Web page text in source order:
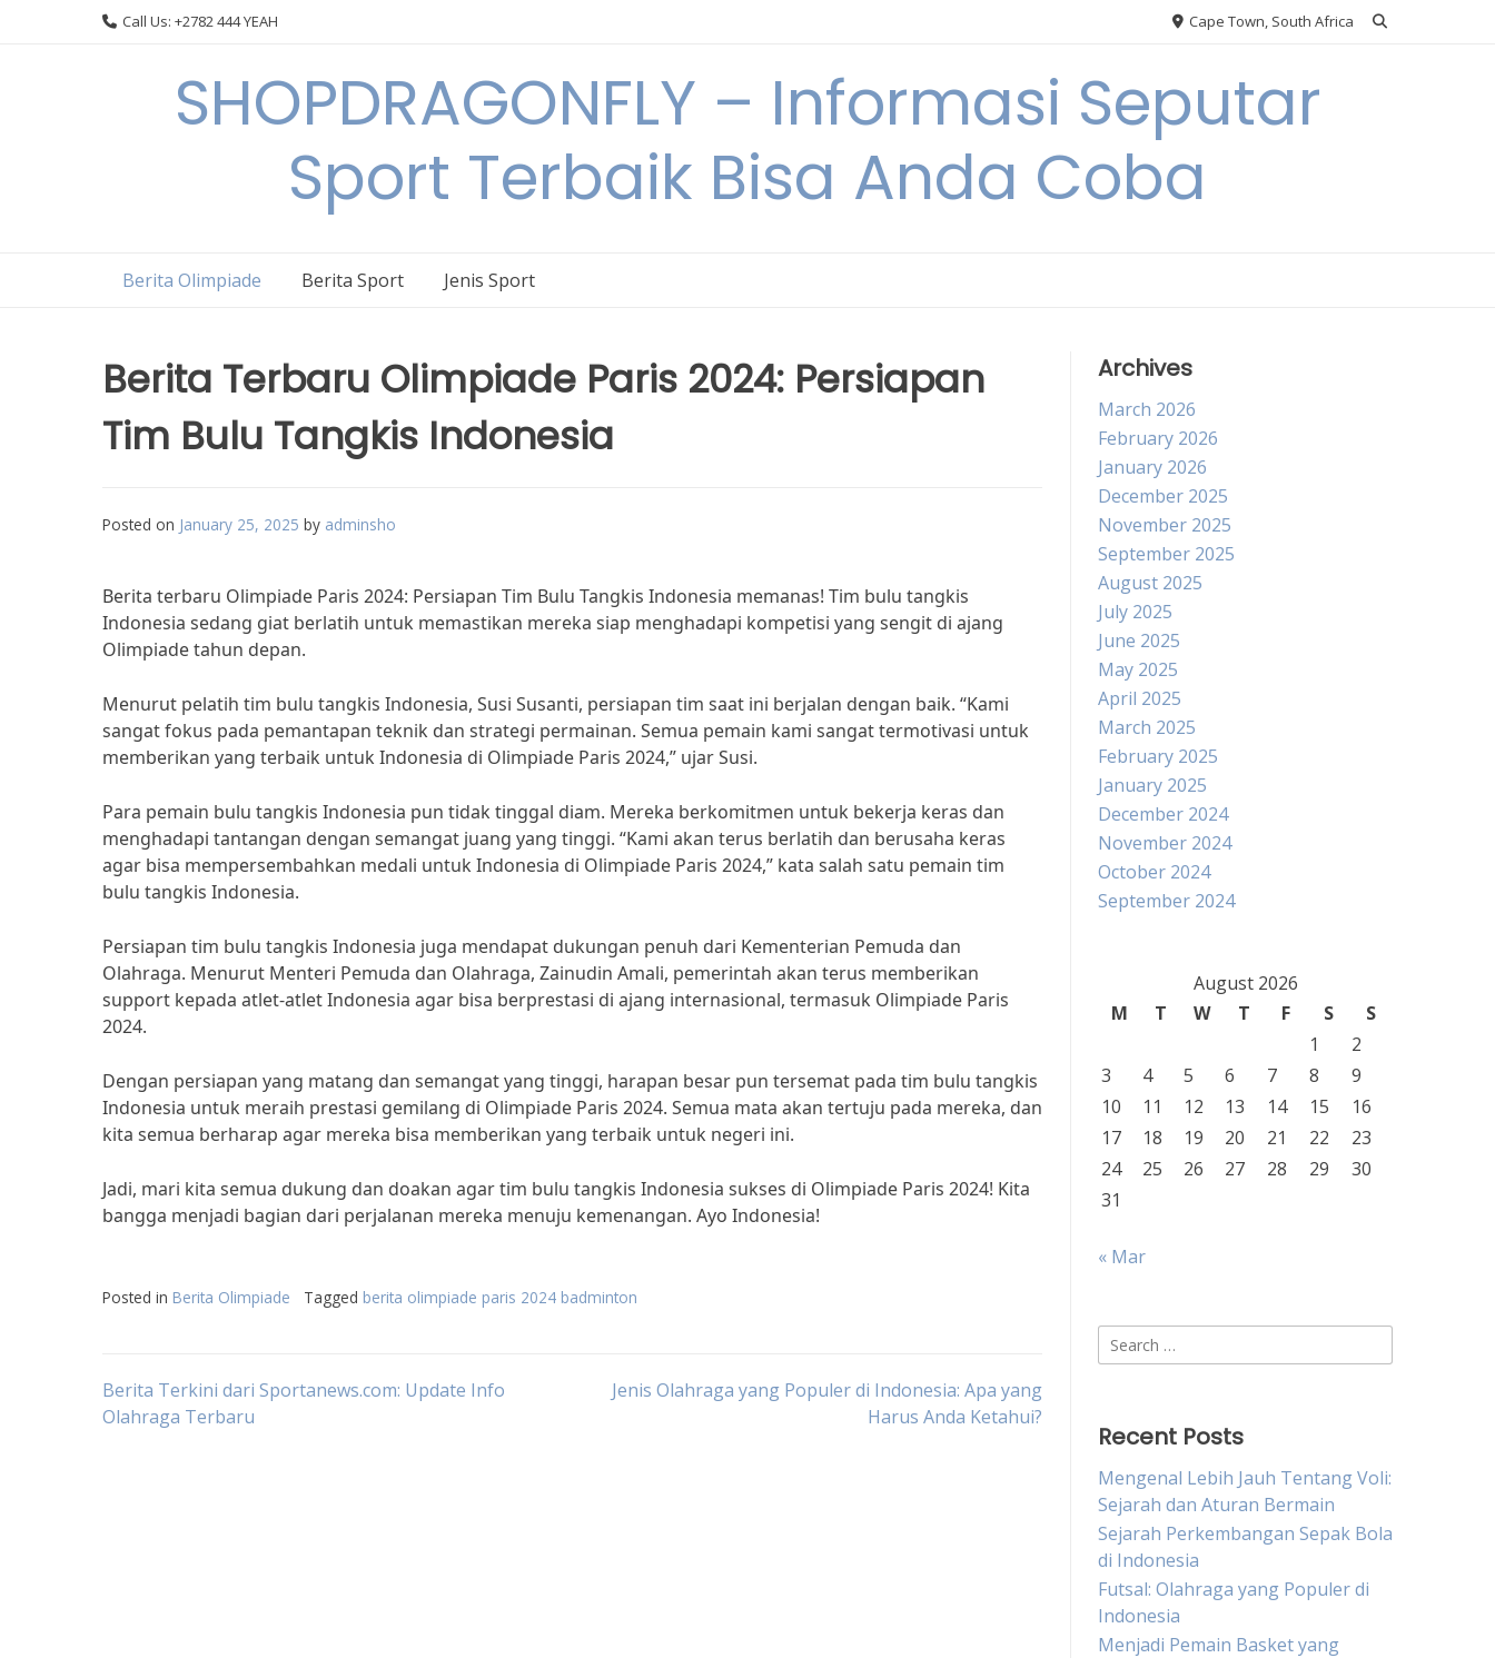
Call Us: +2782 444 YEAH Cape Town, South Africa
SHOPDRAGONFLY – Informasi Seputar
Sport Terbaik Bisa Anda Coba
Berita Olimpiade Berita Sport Jenis Sport
Berita Terbaru Olimpiade Paris 2024: Persiapan
Tim Bulu Tangkis Indonesia
Posted on January 25, 2025 by adminsho
Berita terbaru Olimpiade Paris 2024: Persiapan Tim Bulu Tangkis Indonesia memanas! Tim bulu tangkis
Indonesia sedang giat berlatih untuk memastikan mereka siap menghadapi kompetisi yang sengit di ajang
Olimpiade tahun depan.
Menurut pelatih tim bulu tangkis Indonesia, Susi Susanti, persiapan tim saat ini berjalan dengan baik. “Kami
sangat fokus pada pemantapan teknik dan strategi permainan. Semua pemain kami sangat termotivasi untuk
memberikan yang terbaik untuk Indonesia di Olimpiade Paris 2024,” ujar Susi.
Para pemain bulu tangkis Indonesia pun tidak tinggal diam. Mereka berkomitmen untuk bekerja keras dan
menghadapi tantangan dengan semangat juang yang tinggi. “Kami akan terus berlatih dan berusaha keras
agar bisa mempersembahkan medali untuk Indonesia di Olimpiade Paris 2024,” kata salah satu pemain tim
bulu tangkis Indonesia.
Persiapan tim bulu tangkis Indonesia juga mendapat dukungan penuh dari Kementerian Pemuda dan
Olahraga. Menurut Menteri Pemuda dan Olahraga, Zainudin Amali, pemerintah akan terus memberikan
support kepada atlet-atlet Indonesia agar bisa berprestasi di ajang internasional, termasuk Olimpiade Paris
2024.
Dengan persiapan yang matang dan semangat yang tinggi, harapan besar pun tersemat pada tim bulu tangkis
Indonesia untuk meraih prestasi gemilang di Olimpiade Paris 2024. Semua mata akan tertuju pada mereka, dan
kita semua berharap agar mereka bisa memberikan yang terbaik untuk negeri ini.
Jadi, mari kita semua dukung dan doakan agar tim bulu tangkis Indonesia sukses di Olimpiade Paris 2024! Kita
bangga menjadi bagian dari perjalanan mereka menuju kemenangan. Ayo Indonesia!
Posted in Berita Olimpiade Tagged berita olimpiade paris 2024 badminton
Post
Berita Terkini dari Sportanews.com: Update Info
Olahraga Terbaru
Jenis Olahraga yang Populer di Indonesia: Apa yang
Harus Anda Ketahui?
Archives
March 2026
February 2026
January 2026
December 2025
November 2025
September 2025
August 2025
July 2025
June 2025
May 2025
April 2025
March 2025
February 2025
January 2025
December 2024
November 2024
October 2024
September 2024
August 2026
M
T W T F S
S
1
2
3
4 5 6 7 8
9
10
11 12 13 14 15
16
17
18 19 20 21 22
23
24
25 26 27 28 29
30
31
« Mar
Search
for:
Recent Posts
Mengenal Lebih Jauh Tentang Voli:
Sejarah dan Aturan Bermain
Sejarah Perkembangan Sepak Bola
di Indonesia
Futsal: Olahraga yang Populer di
Indonesia
Menjadi Pemain Basket yang